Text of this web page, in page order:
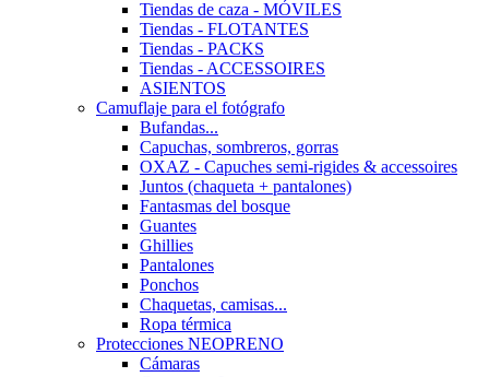
Tiendas de caza - MÓVILES
Tiendas - FLOTANTES
Tiendas - PACKS
Tiendas - ACCESSOIRES
ASIENTOS
Camuflaje para el fotógrafo
Bufandas...
Capuchas, sombreros, gorras
OXAZ - Capuches semi-rigides & accessoires
Juntos (chaqueta + pantalones)
Fantasmas del bosque
Guantes
Ghillies
Pantalones
Ponchos
Chaquetas, camisas...
Ropa térmica
Protecciones NEOPRENO
Cámaras